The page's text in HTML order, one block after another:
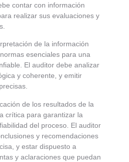
contar con información
realizar sus evaluaciones y
de la información
esenciales para una
El auditor debe analizar
y coherente, y emitir
de los resultados de la
crítica para garantizar la
del proceso. El auditor
y recomendaciones
y estar dispuesto a
y aclaraciones que puedan